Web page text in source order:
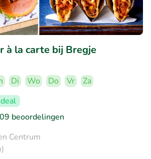
à la carte bij Bregje
Di Wo Do Vr
Za
beoordelingen
Centrum